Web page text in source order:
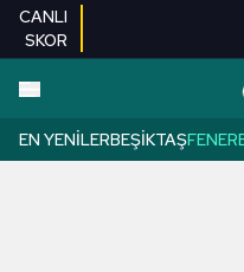
CANLI
SKOR
EN YENILERBEŞIKTAŞ